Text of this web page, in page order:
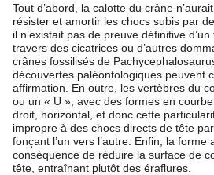
Tout d’abord, la calotte du crâne
résister et amortir les chocs subis par
il n’existait pas de preuve définitive
travers des cicatrices ou d’autres
crânes fossilisés de
découvertes paléontologiques peuvent
affirmation. En outre, les vertèbres du
ou un « U », avec des formes en
droit, horizontal, et donc cette
impropre à des chocs directs de tête
fonçant l’un vers l’autre. Enfin, la
conséquence de réduire la surface de
tête, entraînant plutôt des éraflures.